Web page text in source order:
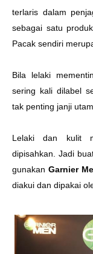
terlaris dalam
sebagai satu
Pacak sendiri
Bila lelaki
sering kali dilabel
tak penting janji
Lelaki dan kulit
dipisahkan. Jadi
gunakanGarnier
diakui dan dipakai